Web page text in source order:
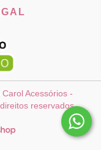
Acessórios -
reservados.